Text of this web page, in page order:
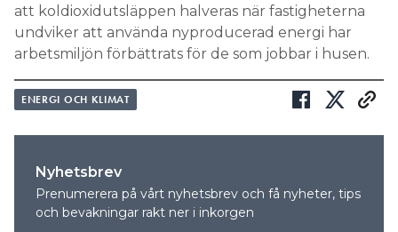
att koldioxidutsläppen halveras när fastigheterna
undviker att använda nyproducerad energi har
arbetsmiljön förbättrats för de som jobbar i husen.
ENERGI OCH KLIMAT
Nyhetsbrev
Prenumerera på vårt nyhetsbrev och få nyheter, tips
och bevakningar rakt ner i inkorgen